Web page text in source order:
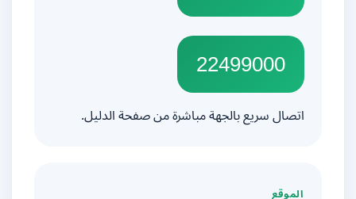
22499000
اتصال سريع بالجهة مباشرة من صفحة الدليل.
الموقع